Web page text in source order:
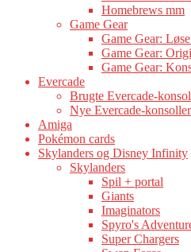
Homebrews mm
Game Gear
Game Gear:
Game Gear:
Game Gear:
Evercade
Brugte Evercade-
Nye Evercade-
Amiga
Pokémon cards
Skylanders og Disney Infinity
Skylanders
Spil + portal
Giants
Imaginators
Spyro's
Super Chargers